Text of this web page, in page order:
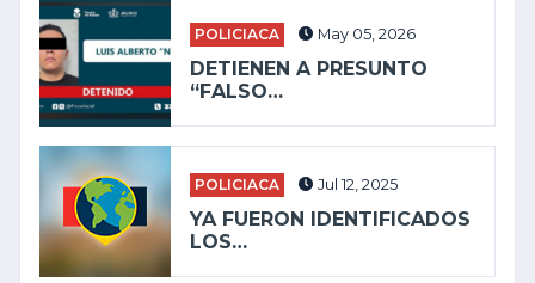
POLICIACA May 05, 2026
DETIENEN A PRESUNTO
“FALSO…
POLICIACA Jul 12, 2025
YA FUERON IDENTIFICADOS
LOS…